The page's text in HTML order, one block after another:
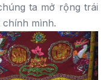
ta mở rộng trái
mình.